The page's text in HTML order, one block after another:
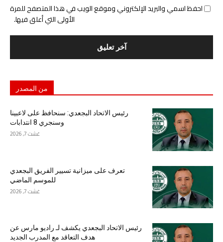
احفظ اسمي والبريد الإلكتروني وموقع الويب في هذا المتصفح للمرة
الأولى التي أعلق فيها.
من المصدر
رئيس الاتحاد البجعدي: سنحافظ على لاعبينا
وسنجري 8 انتدابات
غشت 7, 2026
تعرف على ميزانية تسيير الفريق البجعدي
للموسم الماضي
غشت 7, 2026
رئيس الاتحاد البجعدي يكشف لـ راديو مارس عن
هدف التعاقد مع المدرب الجديد